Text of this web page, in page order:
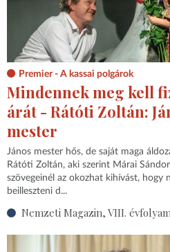
Premier - A kassai polgárok
Mindennek meg kell
árát - Rátóti Zoltán:
mester
János mester hős, de saját maga
Rátóti Zoltán, aki szerint Márai
szövegeinél az okozhat kihívást, hogy
beilleszteni d...
Nemzeti Magazin, VIII.